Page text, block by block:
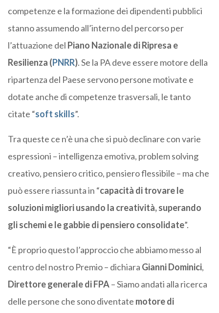
competenze e la formazione dei dipendenti pubblici
stanno assumendo all’interno del percorso per
l’attuazione del Piano Nazionale di Ripresa e
Resilienza (PNRR). Se la PA deve essere motore della
ripartenza del Paese servono persone motivate e
dotate anche di competenze trasversali, le tanto
citate “soft skills”.
Tra queste ce n’è una che si può declinare con varie
espressioni – intelligenza emotiva, problem solving
creativo, pensiero critico, pensiero flessibile – ma che
può essere riassunta in “capacità di trovare le
soluzioni migliori usando la creatività, superando
gli schemi e le gabbie di pensiero consolidate”.
“È proprio questo l’approccio che abbiamo messo al
centro del nostro Premio – dichiara Gianni Dominici,
Direttore generale di FPA– Siamo andati alla ricerca
delle persone che sono diventate motore di